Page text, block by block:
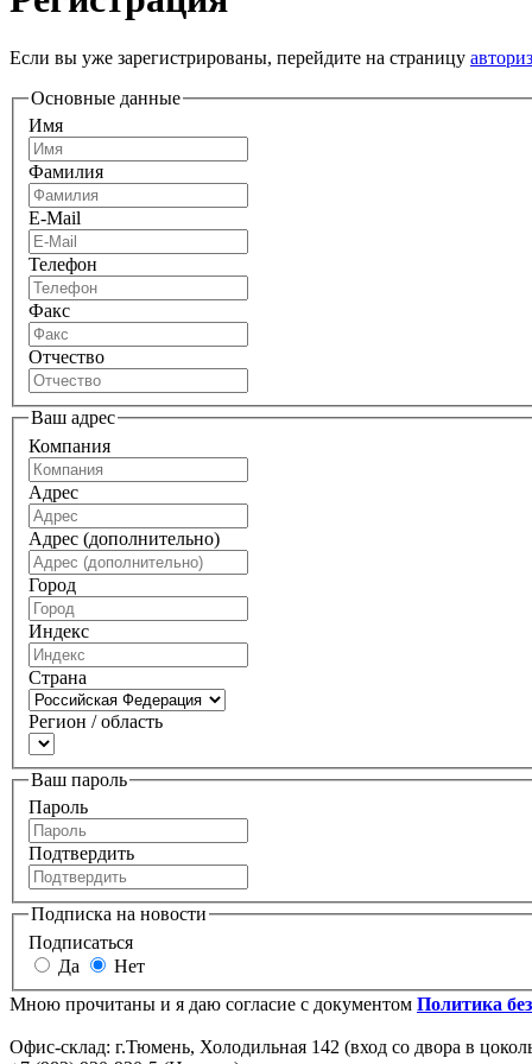
Если вы уже зарегистрированы, перейдите на страницу
Основные данные
Имя
Фамилия
E-Mail
Телефон
Факс
Отчество
Ваш адрес
Компания
Адрес
Адрес (дополнительно)
Город
Индекс
Страна
Регион / область
Ваш пароль
Пароль
Подтвердить
Подписка на новости
Подписаться
Да
Нет
Мною прочитаны и я даю согласие с документом Политика
Офис-склад: г.Тюмень, Холодильная 142 (вход со двора в